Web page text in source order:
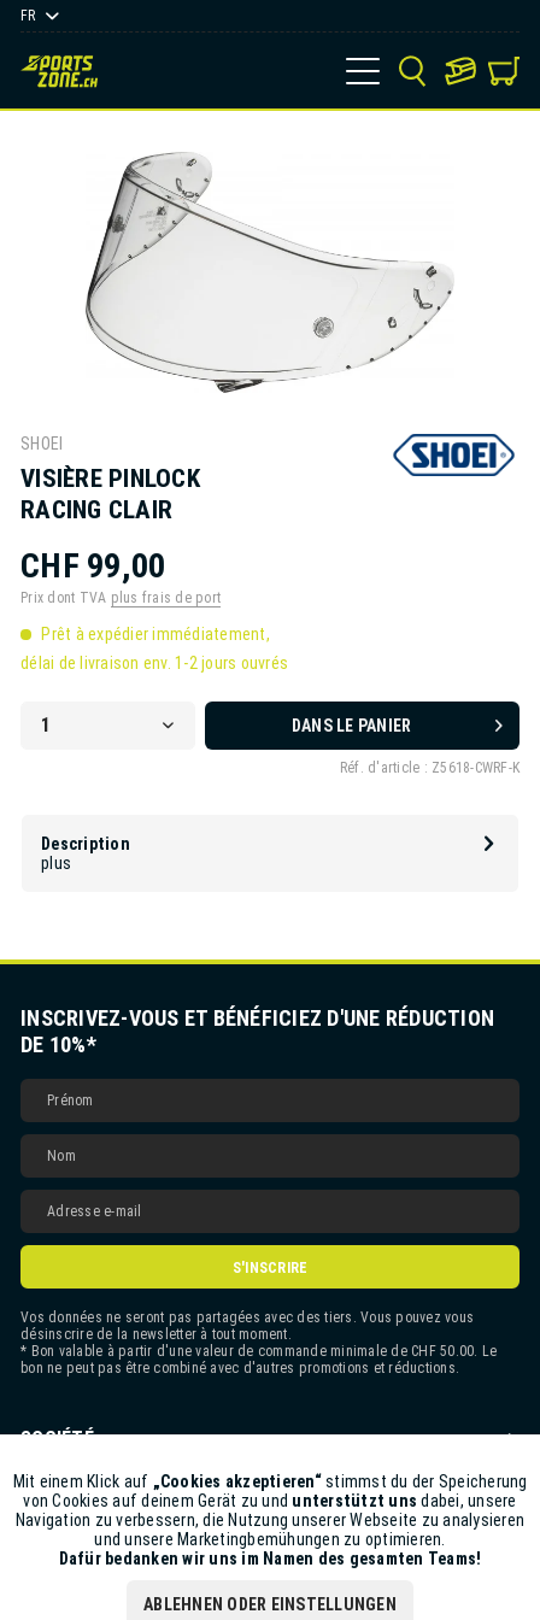
FR
SHOEI
VISIÈRE PINLOCK
RACING CLAIR
CHF 99,00
Prix dont TVA plus frais de port
Prêt à expédier immédiatement,
délai de livraison env. 1-2 jours ouvrés
DANS LE PANIER
Réf. d'article : Z5618-CWRF-K
Description
plus
INSCRIVEZ-VOUS ET BÉNÉFICIEZ D'UNE RÉDUCTION
DE 10%*
S'INSCRIRE
Vos données ne seront pas partagées avec des tiers. Vous pouvez vous
désinscrire de la newsletter à tout moment.
* Bon valable à partir d'une valeur de commande minimale de CHF 50.00. Le
bon ne peut pas être combiné avec d'autres promotions et réductions.
SOCIÉTÉ
CONTACT
ASSISTANCE BOUTIQUE
INFORMATIONS
Funktionale Aktiv
Marketing Inaktiv
Mit einem Klick auf „Cookies akzeptieren“stimmst du der Speicherung
von Cookies auf deinem Gerät zu und unterstützt uns dabei, unsere
Navigation zu verbessern, die Nutzung unserer Webseite zu analysieren
und unsere Marketingbemühungen zu optimieren.
Dafür bedanken wir uns im Namen des gesamten Teams!
ABLEHNEN ODER EINSTELLUNGEN